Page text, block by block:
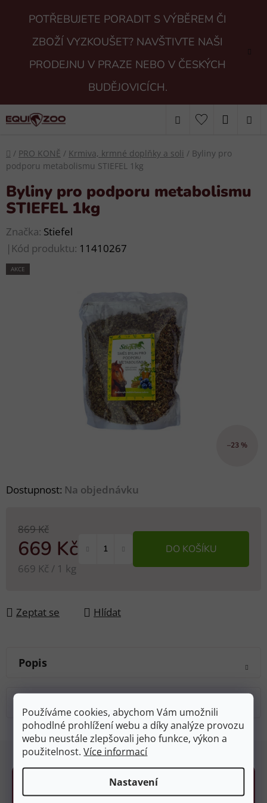
Používáme cookies, abychom Vám umožnili
pohodlné prohlížení webu a díky analýze provozu
webu neustále zlepšovali jeho funkce, výkon a
použitelnost.Více informací
Nastavení
POTŘEBUJETE PORADIT S VÝBĚREM ČI
ZBOŽÍ VYZKOUŠET? NAVŠTIVTE NAŠI
PRODEJNU V PRAZE NEBO V ČESKÝCH
BUDĚJOVICÍCH.
Hledat
KOŠÍK
Domů
/ PRO KONĚ / Krmiva, krmné doplňky a soli / Byliny pro
podporu metabolismu STIEFEL 1kg
Dostupnost: Na objednávku
869 Kč
669 Kč
Měrná cena:
669 Kč / 1 kg
DO KOŠÍKU
Zeptat se Hlídat
Byliny pro podporu metabolismu
STIEFEL 1kg
Značka: Stiefel
| Kód produktu: 11410267
AKCE
–23 %
Popis